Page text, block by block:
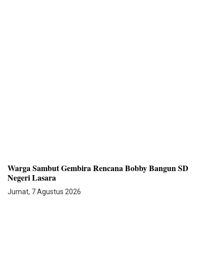
Warga Sambut Gembira Rencana Bobby Bangun SD
Negeri Lasara
Jumat, 7 Agustus 2026